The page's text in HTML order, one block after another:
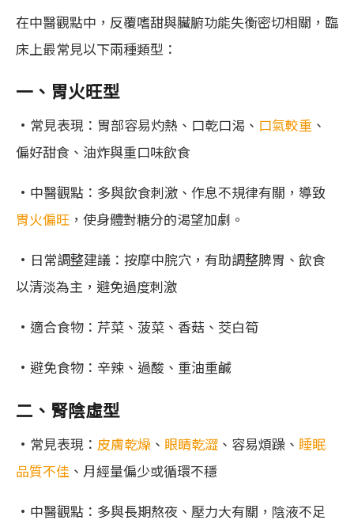
在中醫觀點中，反覆嗜甜與臟腑功能失衡密切相關，臨
床上最常見以下兩種類型：
一、胃火旺型
•常見表現：胃部容易灼熱、口乾口渴、 口氣較重 、
偏好甜食、油炸與重口味飲食
•中醫觀點：多與飲食刺激、作息不規律有關，導致
胃火偏旺 ，使身體對糖分的渴望加劇。
•日常調整建議：按摩中脘穴，有助調整脾胃、飲食
以清淡為主，避免過度刺激
•適合食物：芹菜、菠菜、香菇、茭白筍
•避免食物：辛辣、過酸、重油重鹹
二、腎陰虛型
•常見表現： 皮膚乾燥 、 眼睛乾澀 、容易煩躁、 睡眠
品質不佳 、月經量偏少或循環不穩
•中醫觀點：多與長期熬夜、壓力大有關，陰液不足